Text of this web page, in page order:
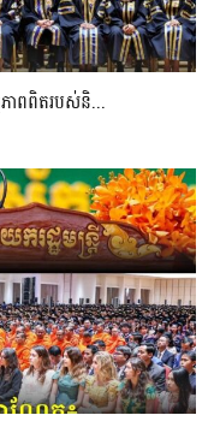
ាពពិតរបស់និ...